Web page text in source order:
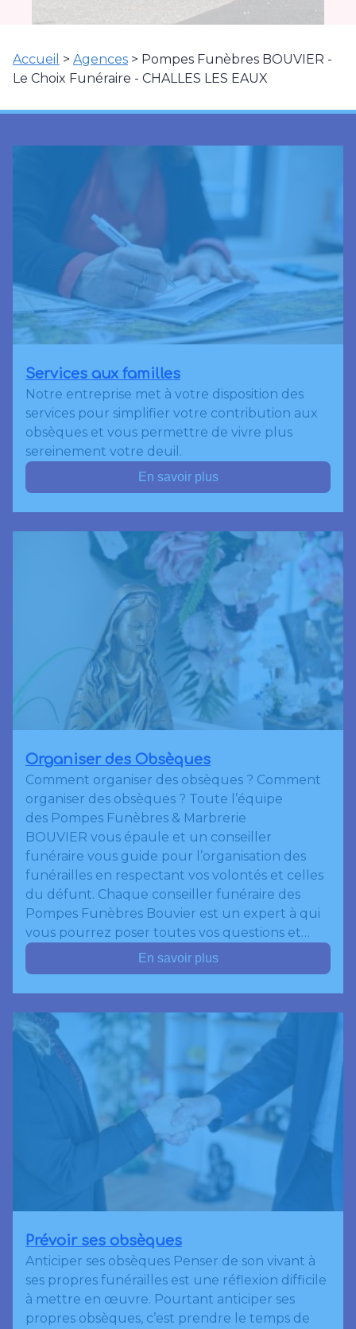
Accueil > Agences > Pompes Funèbres BOUVIER -
Le Choix Funéraire - CHALLES LES EAUX
Services aux familles
Notre entreprise met à votre disposition des
services pour simplifier votre contribution aux
obsèques et vous permettre de vivre plus
sereinement votre deuil.
En savoir plus
Organiser des Obsèques
Comment organiser des obsèques ? Comment
organiser des obsèques ? Toute l’équipe
des Pompes Funèbres & Marbrerie
BOUVIER vous épaule et un conseiller
funéraire vous guide pour l’organisation des
funérailles en respectant vos volontés et celles
du défunt. Chaque conseiller funéraire des
Pompes Funèbres Bouvier est un expert à qui
vous pourrez poser toutes vos questions et…
En savoir plus
Prévoir ses obsèques
Anticiper ses obsèques Penser de son vivant à
ses propres funérailles est une réflexion difficile
à mettre en œuvre. Pourtant anticiper ses
propres obsèques, c’est prendre le temps de